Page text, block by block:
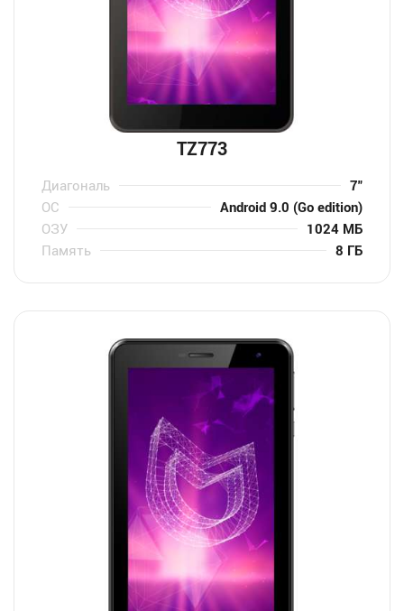
TZ773
Диагональ
7″
ОС
Android 9.0 (Go edition)
ОЗУ
1024 МБ
Память
8 ГБ